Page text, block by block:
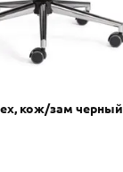
кож/зам черный